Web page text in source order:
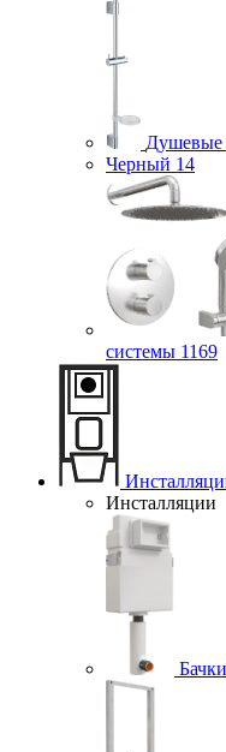
Душевые
Черный 14
системы 1169
Инсталляции